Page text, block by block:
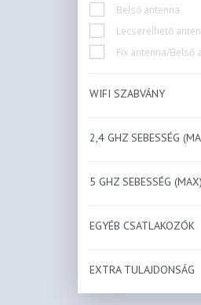
Belső antenna
Lecserélhető
Fix antenna/Belső
WIFI SZABVÁNY
2,4 GHZ SEBESSÉG
5 GHZ SEBESSÉG (MAX)
EGYÉB CSATLAKOZÓK
EXTRA TULAJDONSÁG